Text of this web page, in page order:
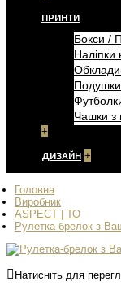
ПРИНТИ
Бокси /
Наліпки
Чашки з
+
ДИЗАЙН +
Головна
Виробник
ASPECT | ТО
Рулетка-брелок з
Натисніть для